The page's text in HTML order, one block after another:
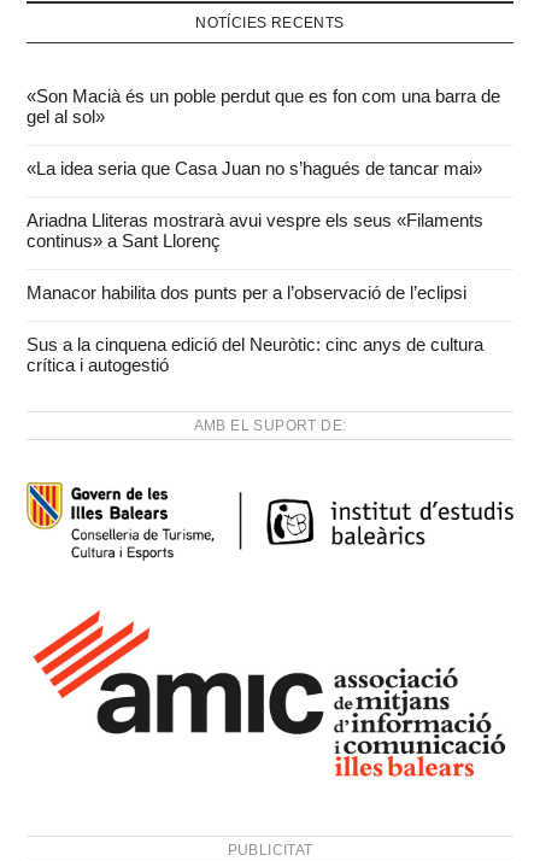
NOTÍCIES RECENTS
«Son Macià és un poble perdut que es fon com una barra de
gel al sol»
«La idea seria que Casa Juan no s’hagués de tancar mai»
Ariadna Lliteras mostrarà avui vespre els seus «Filaments
continus» a Sant Llorenç
Manacor habilita dos punts per a l’observació de l’eclipsi
Sus a la cinquena edició del Neuròtic: cinc anys de cultura
crítica i autogestió
AMB EL SUPORT DE:
PUBLICITAT